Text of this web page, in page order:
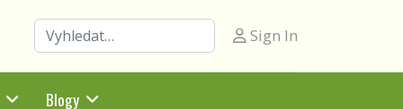
Hledat Sign In
Blogy